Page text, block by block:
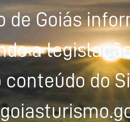
de Goiás
a
conteúdo do